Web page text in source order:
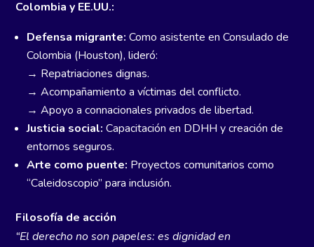
Colombia y EE.UU.:
Defensa migrante:Como asistente en Consulado de
Colombia (Houston), lideró:
→ Repatriaciones dignas.
→ Acompañamiento a víctimas del conflicto.
→ Apoyo a connacionales privados de libertad.
Justicia social:Capacitación en DDHH y creación de
entornos seguros.
Arte como puente: Proyectos comunitarios como
“Caleidoscopio” para inclusión.
Filosofía de acción
“El derecho no son papeles: es dignidad en